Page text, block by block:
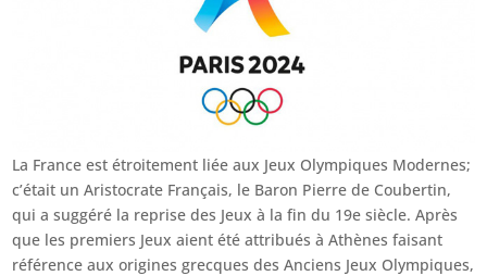
La France est étroitement liée aux Jeux Olympiques Modernes;
c’était un Aristocrate Français, le Baron Pierre de Coubertin,
qui a suggéré la reprise des Jeux à la fin du 19e siècle. Après
que les premiers Jeux aient été attribués à Athènes faisant
référence aux origines grecques des Anciens Jeux Olympiques,